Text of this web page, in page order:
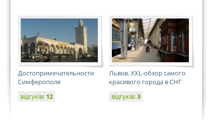
Достопримечательности
Симферополя
відгуків: 12
Львов. XXL-обзор самого
красивого города в СНГ
відгуків:3